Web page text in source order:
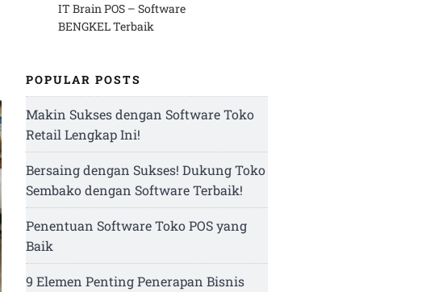
IT Brain POS – Software
BENGKEL Terbaik
POPULAR POSTS
Makin Sukses dengan Software Toko
Retail Lengkap Ini!
Bersaing dengan Sukses! Dukung Toko
Sembako dengan Software Terbaik!
Penentuan Software Toko POS yang
Baik
9 Elemen Penting Penerapan Bisnis